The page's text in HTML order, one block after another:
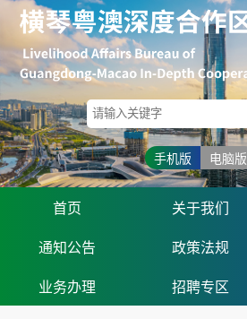
手机版 电脑版
首页 关于我们
通知公告 政策法规
业务办理 招聘专区